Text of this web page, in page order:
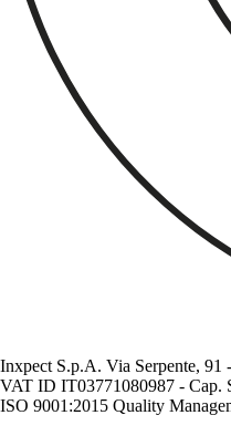
Inxpect S.p.A. Via Serpente, 91
VAT ID IT03771080987 - Cap.
ISO 9001:2015 Quality